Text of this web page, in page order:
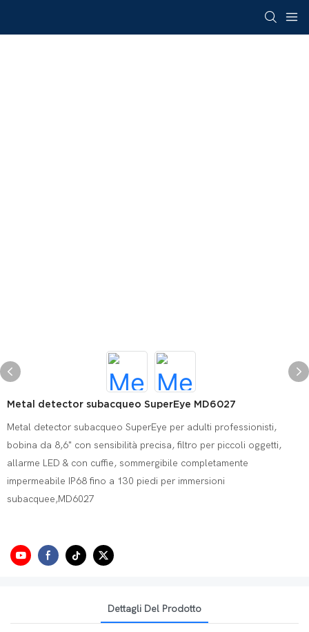
Metal detector subacqueo SuperEye MD6027
Metal detector subacqueo SuperEye per adulti professionisti,
bobina da 8,6" con sensibilità precisa, filtro per piccoli oggetti,
allarme LED & con cuffie, sommergibile completamente
impermeabile IP68 fino a 130 piedi per immersioni
subacquee,MD6027
Dettagli Del Prodotto